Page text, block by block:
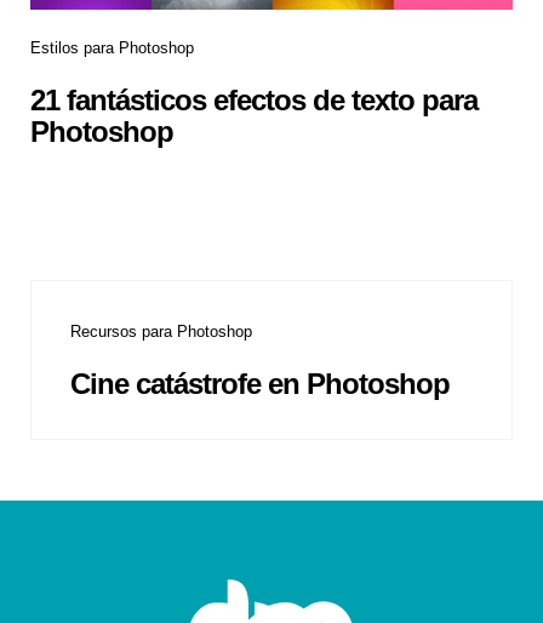
Estilos para Photoshop
21 fantásticos efectos de texto para
Photoshop
Recursos para Photoshop
Cine catástrofe en Photoshop